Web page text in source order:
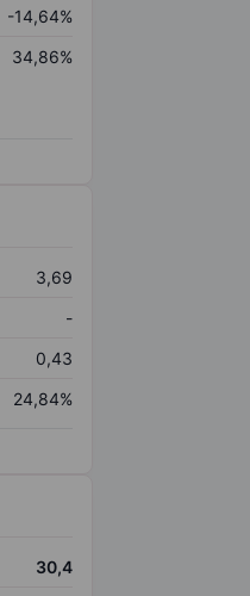
-14,64%
34,86%
3,69
-
0,43
24,84%
30,4